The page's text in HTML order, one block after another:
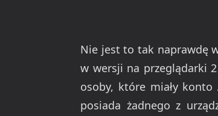
Nie jest to tak naprawdę
w wersji na przeglądarki
osoby, które miały konto
posiada żadnego z